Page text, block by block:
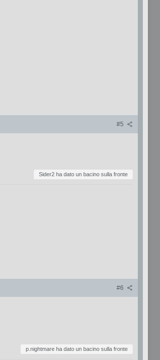
#5
Sider2 ha dato un bacino sulla fronte
#6
p.nightmare ha dato un bacino sulla fronte